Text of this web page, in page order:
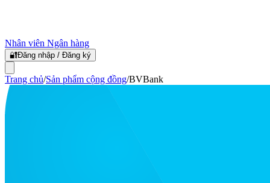
Nhân viên Ngân hàng
🔐Đăng nhập / Đăng ký
Trang chủ/Sản phẩm cộng đồng/BVBank